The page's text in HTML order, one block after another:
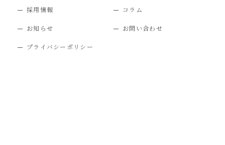
採用情報 コラム
お知らせ お問い合わせ
プライバシーポリシー